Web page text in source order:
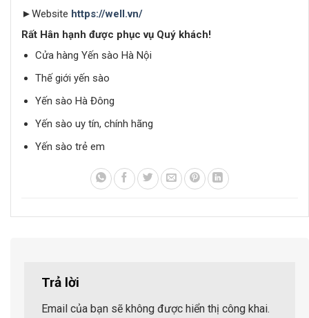
►Website https://well.vn/
Rất Hân hạnh được phục vụ Quý khách!
Cửa hàng Yến sào Hà Nội
Thế giới yến sào
Yến sào Hà Đông
Yến sào uy tín, chính hãng
Yến sào trẻ em
Trả lời
Email của bạn sẽ không được hiển thị công khai.